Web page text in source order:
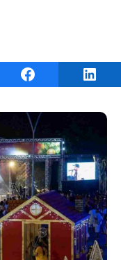
TelegramShare on Facebook